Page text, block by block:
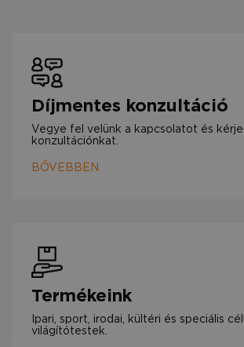
Díjmentes konzultáció
Vegye fel velünk a kapcsolatot és
konzultációnkat.
BŐVEBBEN
Termékeink
Ipari, sport, irodai, kültéri és speciális
világítótestek.